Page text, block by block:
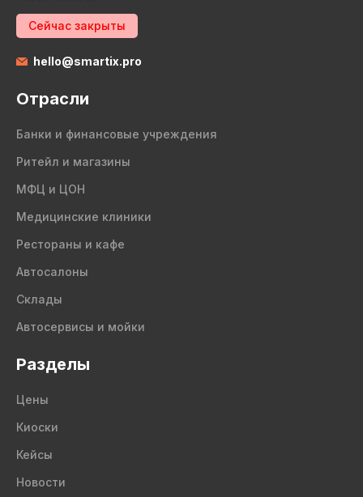
Сейчас закрыты
hello@smartix.pro
Отрасли
Банки и финансовые учреждения
Ритейл и магазины
МФЦ и ЦОН
Медицинские клиники
Рестораны и кафе
Автосалоны
Склады
Автосервисы и мойки
Разделы
Цены
Киоски
Кейсы
Новости